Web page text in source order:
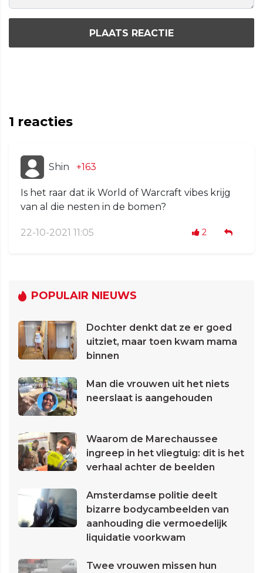
PLAATS REACTIE
1 reacties
Shin +163
Is het raar dat ik World of Warcraft vibes krijg
van al die nesten in de bomen?
22-10-2021 11:05 2
POPULAIR NIEUWS
Dochter denkt dat ze er goed
uitziet, maar toen kwam mama
binnen
Man die vrouwen uit het niets
neerslaat is aangehouden
Waarom de Marechaussee
ingreep in het vliegtuig: dit is het
verhaal achter de beelden
Amsterdamse politie deelt
bizarre bodycambeelden van
aanhouding die vermoedelijk
liquidatie voorkwam
Twee vrouwen missen hun